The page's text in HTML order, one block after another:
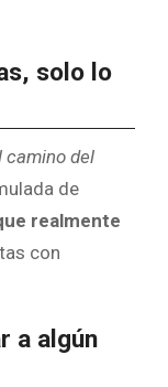
solo lo
camino del
de
realmente
con
a algún